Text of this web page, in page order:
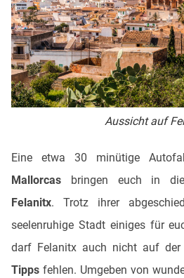
Aussicht auf
Eine etwa 30 minütige
Mallorcas bringen euch in
Felanitx. Trotz ihrer
seelenruhige Stadt einiges für
darf Felanitx auch nicht auf
Tipps fehlen. Umgeben von